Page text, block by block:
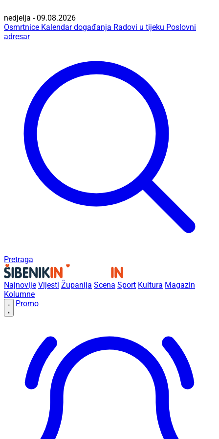
nedjelja - 09.08.2026
Osmrtnice Kalendar događanja Radovi u tijeku Poslovni
adresar
Pretraga
Najnovije Vijesti Županija Scena Sport Kultura Magazin
Kolumne
Promo